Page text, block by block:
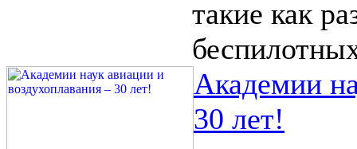
такие как
Академии
30 лет!